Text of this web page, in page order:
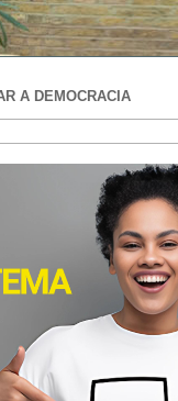
A DEMOCRACIA